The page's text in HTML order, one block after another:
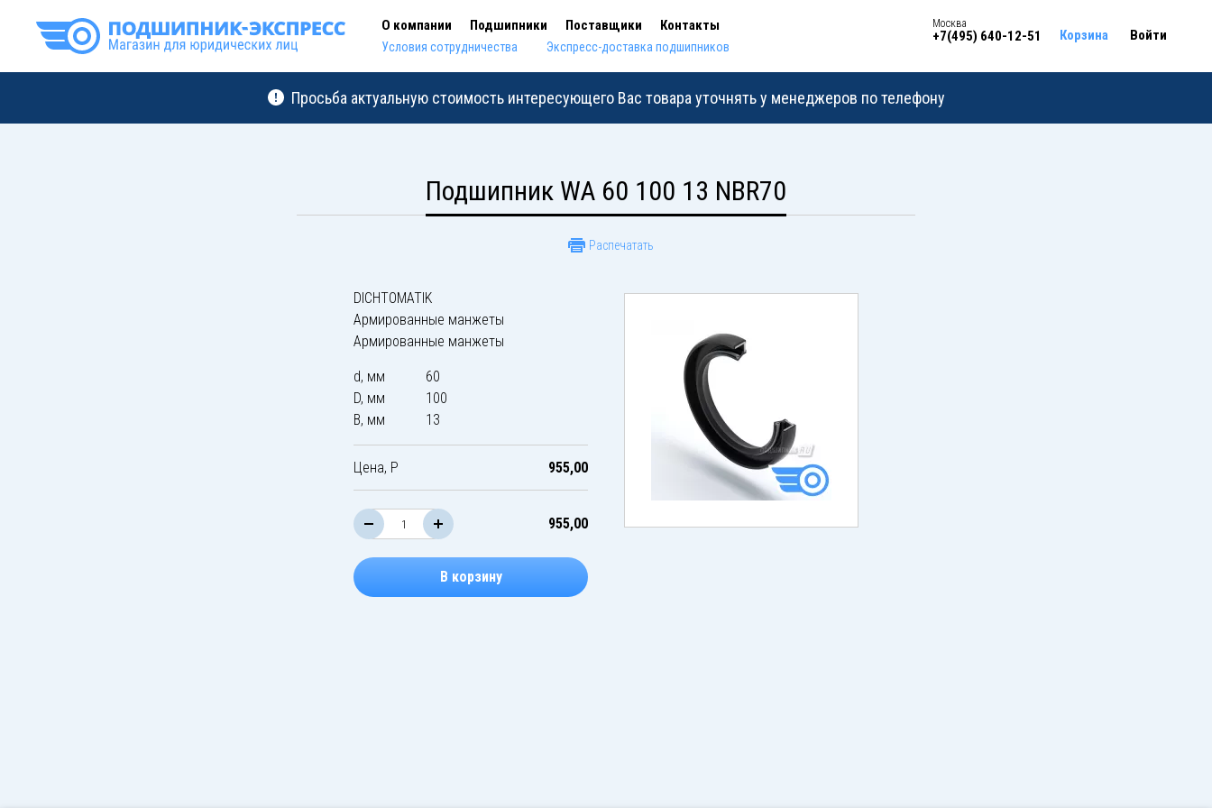
О компании Подшипники Поставщики Контакты
Условия сотрудничества Экспресс-доставка подшипников
Москва
+7(495) 640-12-51 Корзина Войти
Просьба актуальную стоимость интересующего Вас товара уточнять у менеджеров по телефону
Подшипник WA 60 100 13 NBR70
Распечатать
DICHTOMATIK
Армированные манжеты
Армированные манжеты
d, мм
60
D, мм
100
B, мм
13
Цена, Р 955,00
955,00
В корзину